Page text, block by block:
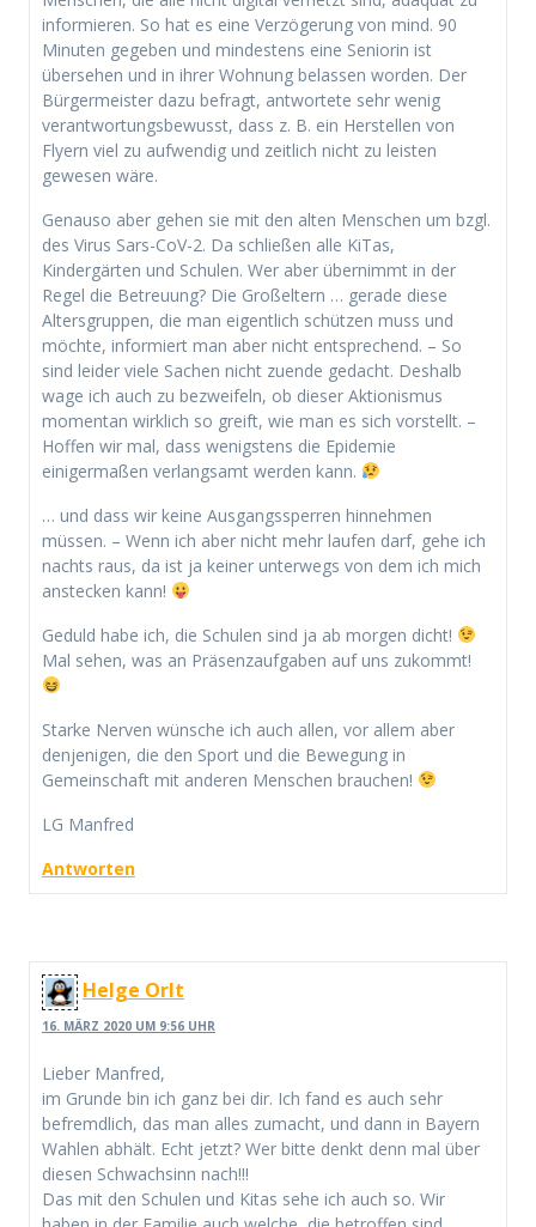
informieren. So hat es eine Verzögerung von mind. 90
Minuten gegeben und mindestens eine Seniorin ist
übersehen und in ihrer Wohnung belassen worden. Der
Bürgermeister dazu befragt, antwortete sehr wenig
verantwortungsbewusst, dass z. B. ein Herstellen von
Flyern viel zu aufwendig und zeitlich nicht zu leisten
gewesen wäre.
Genauso aber gehen sie mit den alten Menschen um bzgl.
des Virus Sars-CoV-2. Da schließen alle KiTas,
Kindergärten und Schulen. Wer aber übernimmt in der
Regel die Betreuung? Die Großeltern … gerade diese
Altersgruppen, die man eigentlich schützen muss und
möchte, informiert man aber nicht entsprechend. – So
sind leider viele Sachen nicht zuende gedacht. Deshalb
wage ich auch zu bezweifeln, ob dieser Aktionismus
momentan wirklich so greift, wie man es sich vorstellt. –
Hoffen wir mal, dass wenigstens die Epidemie
einigermaßen verlangsamt werden kann.
… und dass wir keine Ausgangssperren hinnehmen
müssen. – Wenn ich aber nicht mehr laufen darf, gehe ich
nachts raus, da ist ja keiner unterwegs von dem ich mich
anstecken kann!
Geduld habe ich, die Schulen sind ja ab morgen dicht!
Mal sehen, was an Präsenzaufgaben auf uns zukommt!
Starke Nerven wünsche ich auch allen, vor allem aber
denjenigen, die den Sport und die Bewegung in
Gemeinschaft mit anderen Menschen brauchen!
LG Manfred
Antworten
Helge Orlt
16. MÄRZ 2020 UM 9:56 UHR
Lieber Manfred,
im Grunde bin ich ganz bei dir. Ich fand es auch sehr
befremdlich, das man alles zumacht, und dann in Bayern
Wahlen abhält. Echt jetzt? Wer bitte denkt denn mal über
diesen Schwachsinn nach!!!
Das mit den Schulen und Kitas sehe ich auch so. Wir